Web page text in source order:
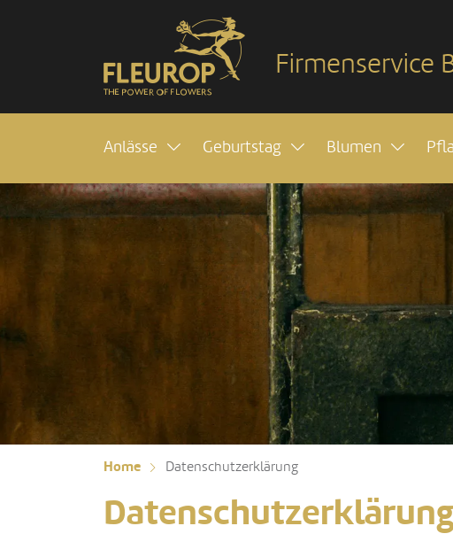
Firmenservice
Anlässe Geburtstag Blumen
Home Datenschutzerklärung